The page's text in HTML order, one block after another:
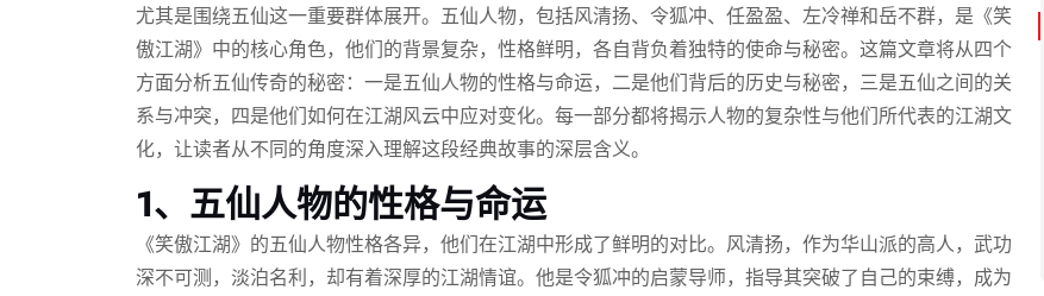
尤其是围绕五仙这一重要群体展开。五仙人物，包括风清扬、令狐冲、任盈盈、左冷禅和岳不群，是《笑
傲江湖》中的核心角色，他们的背景复杂，性格鲜明，各自背负着独特的使命与秘密。这篇文章将从四个
方面分析五仙传奇的秘密：一是五仙人物的性格与命运，二是他们背后的历史与秘密，三是五仙之间的关
系与冲突，四是他们如何在江湖风云中应对变化。每一部分都将揭示人物的复杂性与他们所代表的江湖文
化，让读者从不同的角度深入理解这段经典故事的深层含义。
1、五仙人物的性格与命运
《笑傲江湖》的五仙人物性格各异，他们在江湖中形成了鲜明的对比。风清扬，作为华山派的高人，武功
深不可测，淡泊名利，却有着深厚的江湖情谊。他是令狐冲的启蒙导师，指导其突破了自己的束缚，成为